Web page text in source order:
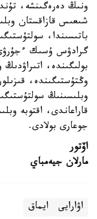
ونىڭ دەرەگىنشە،
شىعىس قازاقستان
گرادۋس ۇسىك ءجۇرۋى
بولىگىندە،
وڭتۇستىگىندە،
وبلىسىنىڭ
قاراعاندى، اقتوبە
جوعارى بولادى.
اۆتور
مارلان جيەمباي
اۋارايى ايماق